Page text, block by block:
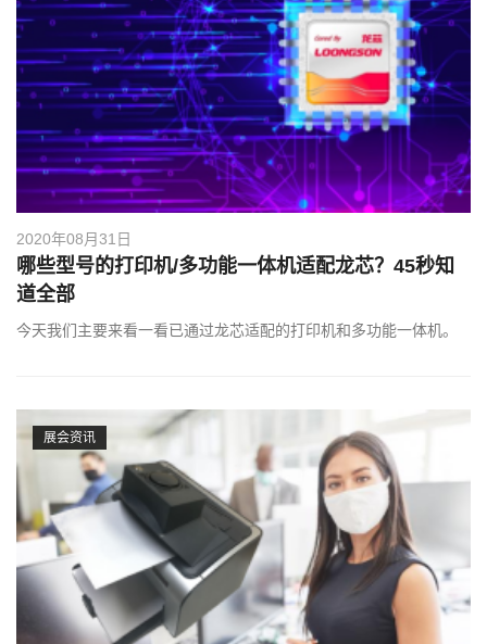
2020年08月31日
哪些型号的打印机/多功能一体机适配龙芯？45秒知
道全部
今天我们主要来看一看已通过龙芯适配的打印机和多功能一体机。
展会资讯